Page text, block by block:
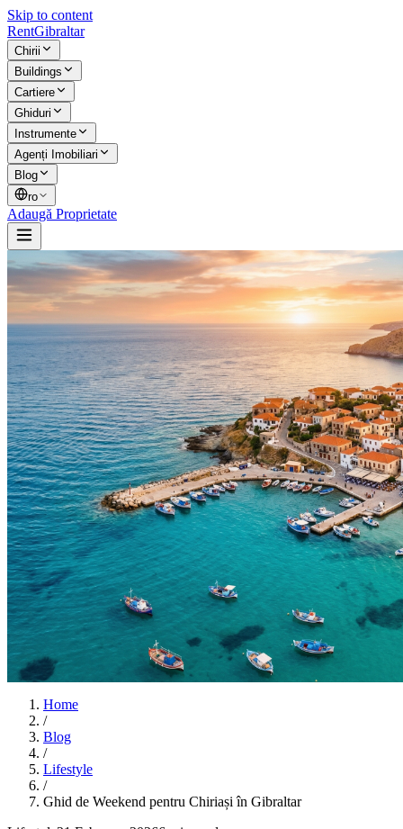
Skip to content
RentGibraltar
Chirii
Buildings
Cartiere
Ghiduri
Instrumente
Agenți Imobiliari
Blog
ro
Adaugă Proprietate
Home
/
Blog
/
Lifestyle
/
Ghid de Weekend pentru Chiriași în Gibraltar